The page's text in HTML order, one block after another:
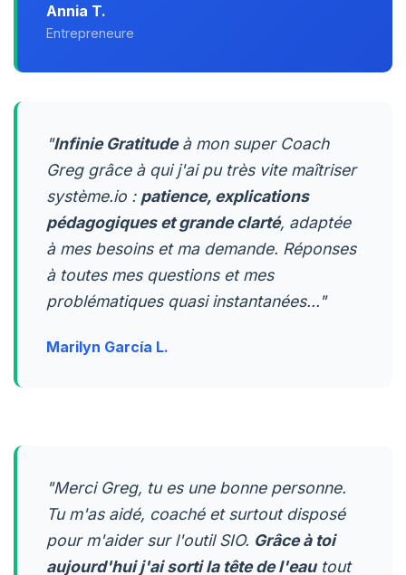
Annia T.
Entrepreneure
"Infinie Gratitudeà mon super Coach
Greg grâce à qui j'ai pu très vite maîtriser
système.io : patience, explications
pédagogiques et grande clarté, adaptée
à mes besoins et ma demande. Réponses
à toutes mes questions et mes
problématiques quasi instantanées..."
Marilyn García L.
"Merci Greg, tu es une bonne personne.
Tu m'as aidé, coaché et surtout disposé
pour m'aider sur l'outil SIO. Grâce à toi
aujourd'hui j'ai sorti la tête de l'eautout